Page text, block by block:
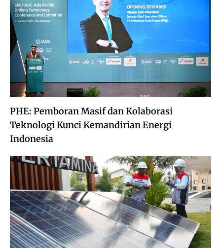
PHE: Pemboran Masif dan Kolaborasi
Teknologi Kunci Kemandirian Energi
Indonesia